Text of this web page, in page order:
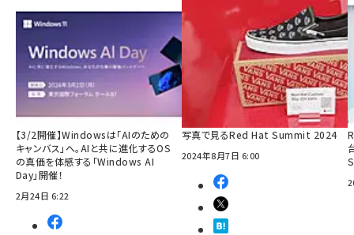
【3/2開催】Windowsは「AIのための
キャンバス」へ。AIと共に進化するOS
の真価を体感する「Windows AI
Day」開催！
2月24日 6:22
写真で見るRed Hat Summit 2024
2024年8月7日 6:00